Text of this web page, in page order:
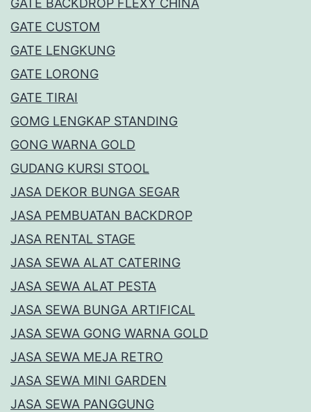
GATE CUSTOM
GATE LENGKUNG
GATE LORONG
GATE TIRAI
GOMG LENGKAP STANDING
GONG WARNA GOLD
GUDANG KURSI STOOL
JASA DEKOR BUNGA SEGAR
JASA PEMBUATAN BACKDROP
JASA RENTAL STAGE
JASA SEWA ALAT CATERING
JASA SEWA ALAT PESTA
JASA SEWA BUNGA ARTIFICAL
JASA SEWA GONG WARNA GOLD
JASA SEWA MEJA RETRO
JASA SEWA MINI GARDEN
JASA SEWA PANGGUNG